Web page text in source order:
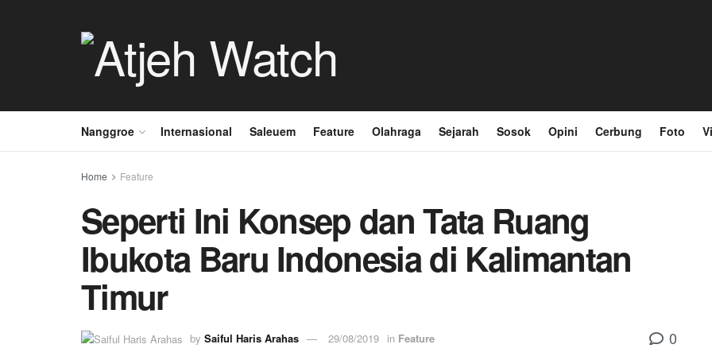
Nanggroe Internasional Saleuem Feature Olahraga Sejarah Sosok Opini Cerbung Foto
Home Feature
Seperti Ini Konsep dan Tata Ruang
Ibukota Baru Indonesia di Kalimantan
Timur
by Saiful Haris Arahas 29/08/2019 in Feature 0